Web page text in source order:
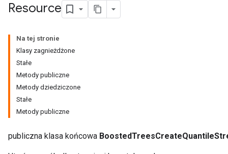
Resource
Na tej stronie
Klasy zagnieżdżone
Stałe
Metody publiczne
Metody dziedziczone
Stałe
Metody publiczne
publiczna klasa końcowa